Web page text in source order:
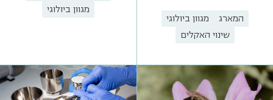
המארג
מגוון ביולוגי
שינוי האקלים
מגוון ביולוגי